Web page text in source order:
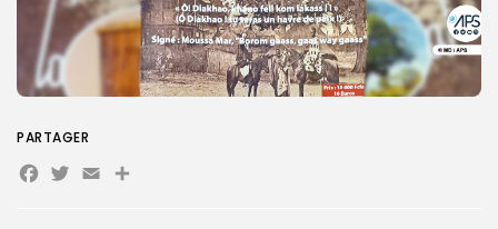
PARTAGER
Facebook
Twitter
EmailPartager